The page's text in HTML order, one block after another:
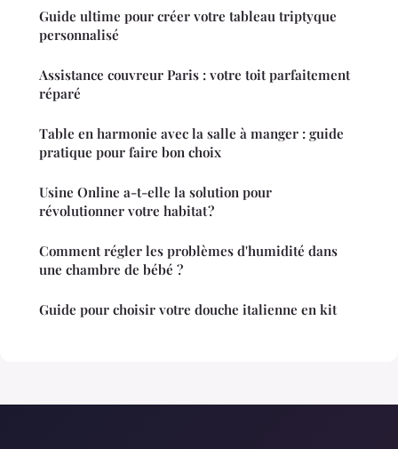
Guide ultime pour créer votre tableau triptyque
personnalisé
Assistance couvreur Paris : votre toit parfaitement
réparé
Table en harmonie avec la salle à manger : guide
pratique pour faire bon choix
Usine Online a-t-elle la solution pour
révolutionner votre habitat ?
Comment régler les problèmes d'humidité dans
une chambre de bébé ?
Guide pour choisir votre douche italienne en kit